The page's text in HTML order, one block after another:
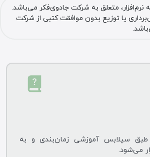
متعلق به شرکت جادوی‌فکر می‌باشد.
یا توزیع بدون موافقت کتبی از شرکت
سیلابس آموزشی زمان‌بندی و به
می‌شود.